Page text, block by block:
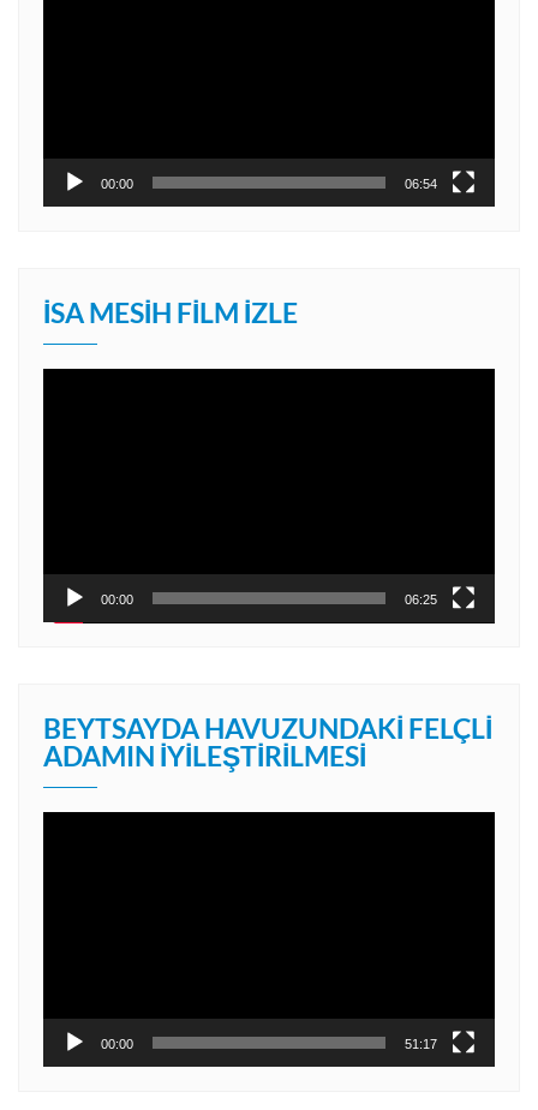
00:00 06:54
İSA MESIH FILM İZLE
00:00 06:25
BEYTSAYDA HAVUZUNDAKI FELÇLI
ADAMIN İYILEŞTIRILMESI
00:00 51:17